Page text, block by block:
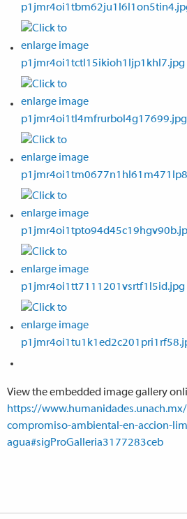
View the embedded image gallery
https://
compromiso-ambiental-en-accion-
agua#sigProGalleria3177283ceb